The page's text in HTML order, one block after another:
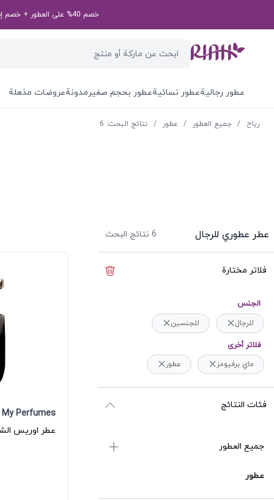
خصم 40% على العطور + خصم إضافي بقيمة 50 درهم إماراتي على طلبك الأول! رمز الخصم الخاص بك: first50aed
عطور رجاليةعطور نسائيةعطور بحجم صغيرمدونةعروضات مذهلة
ریاح / جميع العطور / عطور / نتائج البحث: 6
عطر عطوري للرجال 6 نتائج البحث
فلاتر مختارة
الجنس
للرجال للجنسين
فلاتر أخرى
ماي برفيومز عطور
فئات النتائج
جميع العطور
عطور
My Perfumes
عطر اوريس